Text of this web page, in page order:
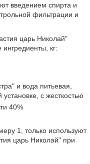
введением спирта и
фильтрации и
царь Николай"
кг:
и вода питьевая,
с жесткостью
40%
1, только используют
царь Николай" при